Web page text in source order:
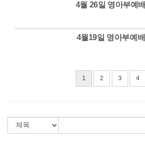
4월 26일 영아부예배
4월19일 영아부예배
1 2 3 4